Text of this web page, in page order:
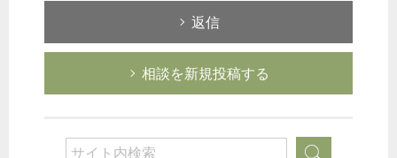
返信
相談を新規投稿する